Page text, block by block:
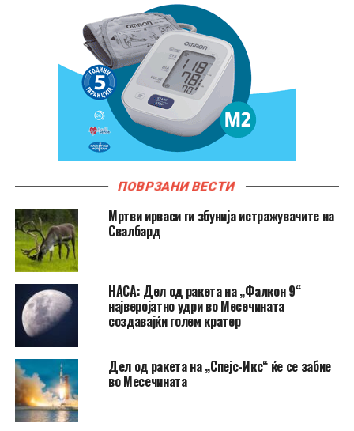
ПОВРЗАНИ ВЕСТИ
Мртви ирваси ги збунија истражувачите на
Свалбард
НАСА: Дел од ракета на „Фалкон 9“
најверојатно удри во Месечината
создавајќи голем кратер
Дел од ракета на „Спејс-Икс“ ќе се забие
во Месечината